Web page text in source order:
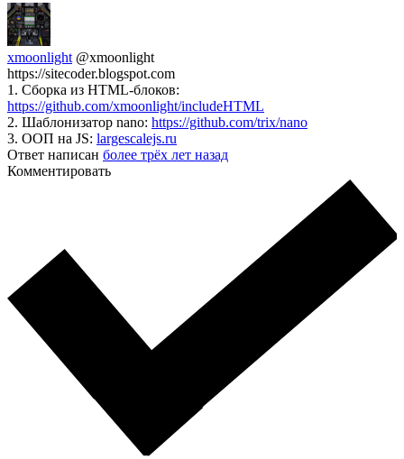
xmoonlight @xmoonlight
https://sitecoder.blogspot.com
1. Сборка из HTML-блоков:
https://github.com/xmoonlight/includeHTML
2. Шаблонизатор nano: https://github.com/trix/nano
3. ООП на JS: largescalejs.ru
Ответ написан более трёх лет назад
Комментировать